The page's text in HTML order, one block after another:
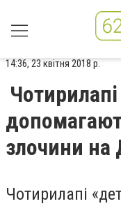
14:36, 23 квітня 2018 р.
злочини на
Чотирилапі